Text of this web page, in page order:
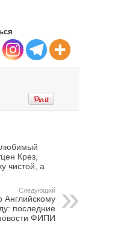
любимый
Крез,
чистой, а
Следующий
Английскому
последние
ФИПИ